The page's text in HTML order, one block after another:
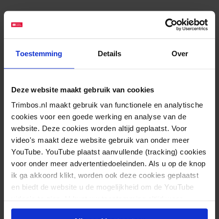
Toestemming Details Over
Deze website maakt gebruik van cookies
Trimbos.nl maakt gebruik van functionele en analytische
cookies voor een goede werking en analyse van de
website. Deze cookies worden altijd geplaatst. Voor
video's maakt deze website gebruik van onder meer
YouTube. YouTube plaatst aanvullende (tracking) cookies
voor onder meer advertentiedoeleinden. Als u op de knop
ik ga akkoord klikt, worden ook deze cookies geplaatst
en biedt de website u de mogelijkheid om de YouTube
intrekken.
Over Grip op je Dip
tijd niet lekker in hun vel zitten, somber zijn en
wereld om zich heen. Om grip te krijgen op die
gevoelens, biedt Grip op je Dip nu eenonline
groepscursus
waar jongeren anoniem en
kosteloos aan deel kunnen nemen. Daarnaast biedt
Grip Op Je Dip eene-mailservice voor individuele
begeleiding
en een website met informatie over
dips en depressie. Grip op je Dip is een gezamenlijk
aanbod van Youz, Indigo, Dimence en het Trimbos-
instituut. Daarnaast zijn Ypse en Mediant partner. De